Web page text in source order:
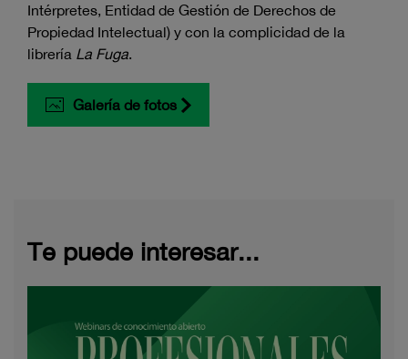
Intérpretes, Entidad de Gestión de Derechos de
Propiedad Intelectual) y con la complicidad de la
librería La Fuga.
Galería de fotos
Te puede interesar...